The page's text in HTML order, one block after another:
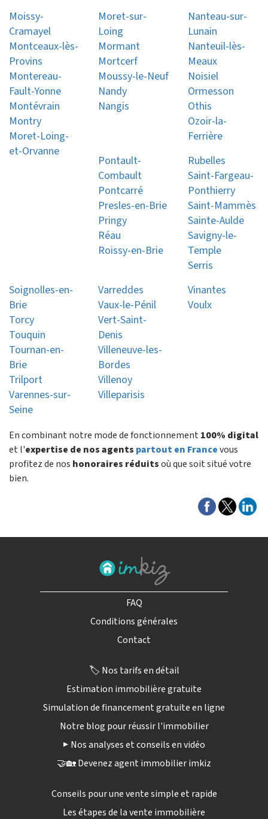
Moissy-
Cramayel
Montceaux-lès-
Provins
Montereau-
Fault-Yonne
Montévrain
Montry
Moret-Loing-
et-Orvanne
Moret-sur-
Loing
Mormant
Mortcerf
Moussy-le-Neuf
Nandy
Nangis
Nanteau-sur-
Lunain
Nanteuil-lès-
Meaux
Noisiel
Ormesson
Othis
Ozoir-la-
Ferrière
Pontault-
Combault
Pontcarré
Presles-en-Brie
Pringy
Réau
Roissy-en-Brie
Rubelles
Saint-Fargeau-
Ponthierry
Saint-Mammès
Sainte-Aulde
Savigny-le-
Temple
Serris
Soignolles-en-
Brie
Torcy
Touquin
Tournan-en-
Brie
Trilport
Varennes-sur-
Seine
Varreddes
Vaux-le-Pénil
Vert-Saint-
Denis
Villeneuve-les-
Bordes
Villenoy
Villeparisis
Vinantes
Voulx
En combinant notre mode de fonctionnement 100% digital
et l'expertise de nos agents partout en Francevous
profitez de nos honoraires réduitsoù que soit situé votre
bien.
FAQ
Conditions générales
Contact
🏷️ Nos tarifs en détail
Estimation immobilière gratuite
Simulation de financement gratuite en ligne
Notre blog pour réussir l'immobilier
▶️ Nos analyses et conseils en vidéo
🤝🏡 Devenez agent immobilier imkiz
Conseils pour une vente simple et rapide
Les étapes de la vente immobilière